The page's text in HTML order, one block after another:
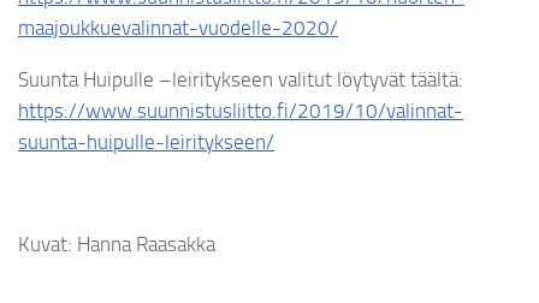
maajoukkuevalinnat-vuodelle-2020/
Suunta Huipulle –leiritykseen valitut löytyvät täältä:
https://www.suunnistusliitto.fi/2019/10/valinnat-
suunta-huipulle-leiritykseen/
Kuvat: Hanna Raasakka